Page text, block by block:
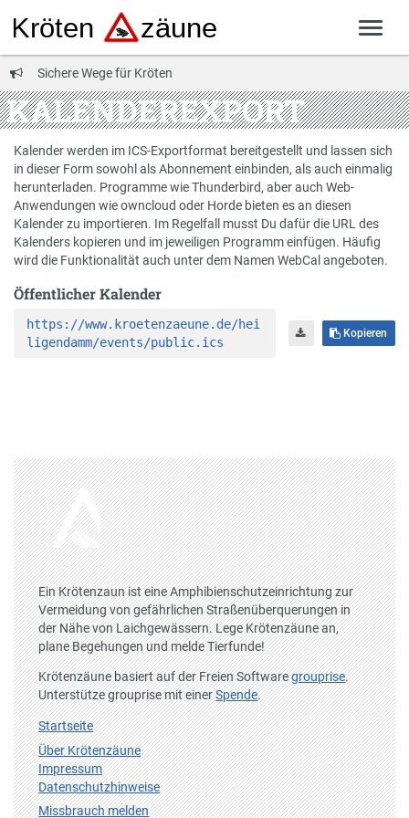
Sichere Wege für Kröten
KALENDEREXPORT
Kalender werden im ICS-Exportformat bereitgestellt und lassen sich
in dieser Form sowohl als Abonnement einbinden, als auch einmalig
herunterladen. Programme wie Thunderbird, aber auch Web-
Anwendungen wie owncloud oder Horde bieten es an diesen
Kalender zu importieren. Im Regelfall musst Du dafür die URL des
Kalenders kopieren und im jeweiligen Programm einfügen. Häufig
wird die Funktionalität auch unter dem Namen WebCal angeboten.
Öffentlicher Kalender
https://www.kroetenzaeune.de/hei
ligendamm/events/public.ics
Kopieren
Ein Krötenzaun ist eine Amphibienschutzeinrichtung zur
Vermeidung von gefährlichen Straßenüberquerungen in
der Nähe von Laichgewässern. Lege Krötenzäune an,
plane Begehungen und melde Tierfunde!
Krötenzäune basiert auf der Freien Softwaregrouprise.
Unterstütze grouprise mit einerSpende.
Startseite
Über Krötenzäune
Impressum
Datenschutzhinweise
Missbrauch melden